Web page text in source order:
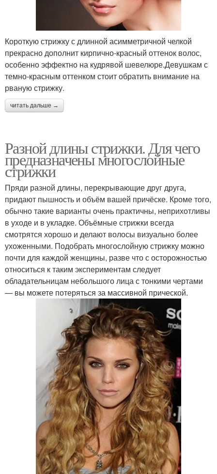
Короткую стрижку с длинной асимметричной челкой
прекрасно дополнит кирпично-красный оттенок волос,
особенно эффектно на кудрявой шевелюре.Девушкам с
темно-красным оттенком стоит обратить внимание на
рваную стрижку.
читать дальше →
Разной длины стрижки. Для чего
предназначены многослойные
стрижки
Пряди разной длины, перекрывающие друг друга,
придают пышность и объём вашей причёске. Кроме того,
обычно такие варианты очень практичны, неприхотливы
в уходе и в укладке. Объёмные стрижки всегда
смотрятся хорошо и делают волосы визуально более
ухоженными. Подобрать многослойную стрижку можно
почти для каждой женщины, разве что с осторожностью
относиться к таким экспериментам следует
обладательницам небольшого лица с тонкими чертами
— вы можете потеряться за массивной прической.